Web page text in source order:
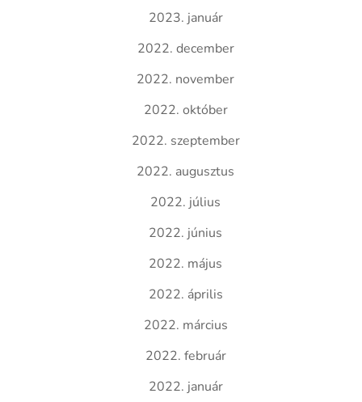
2023. január
2022. december
2022. november
2022. október
2022. szeptember
2022. augusztus
2022. július
2022. június
2022. május
2022. április
2022. március
2022. február
2022. január